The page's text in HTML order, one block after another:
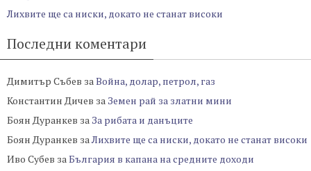
Лихвите ще са ниски, докато не станат високи
Последни коментари
Димитър Събев заВойна, долар, петрол, газ
Константин Дичев за Земен рай за златни мини
Боян Дуранкев за За рибата и данъците
Боян Дуранкев заЛихвите ще са ниски, докато не станат високи
Иво Субев заБългария в капана на средните доходи